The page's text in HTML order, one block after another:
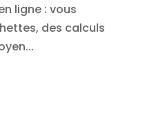
ligne : vous
des calculs